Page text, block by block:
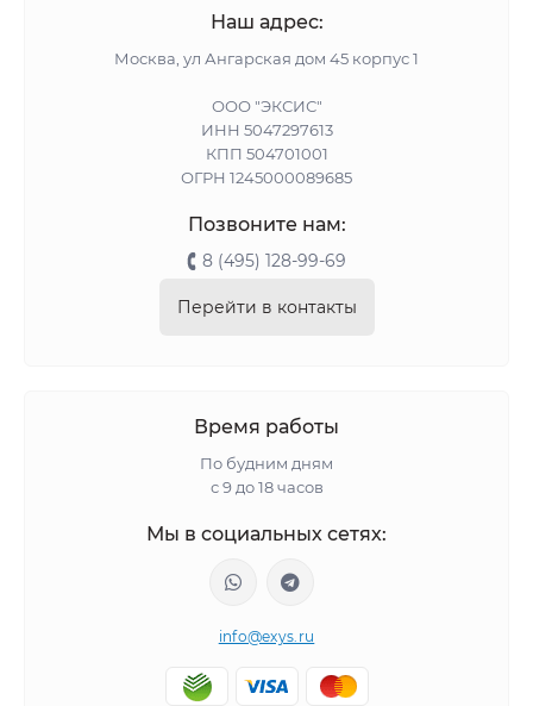
Наш адрес:
Москва, ул Ангарская дом 45 корпус 1
ООО "ЭКСИС"
ИНН 5047297613
КПП 504701001
ОГРН 1245000089685
Позвоните нам:
8 (495) 128-99-69
Перейти в контакты
Время работы
По будним дням
с 9 до 18 часов
Мы в социальных сетях:
info@exys.ru